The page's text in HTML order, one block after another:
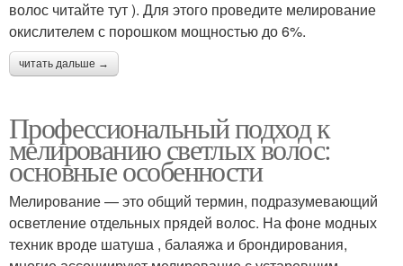
волос читайте тут ). Для этого проведите мелирование
окислителем с порошком мощностью до 6%.
читать дальше →
Профессиональный подход к
мелированию светлых волос:
основные особенности
Мелирование — это общий термин, подразумевающий
осветление отдельных прядей волос. На фоне модных
техник вроде шатуша , балаяжа и брондирования,